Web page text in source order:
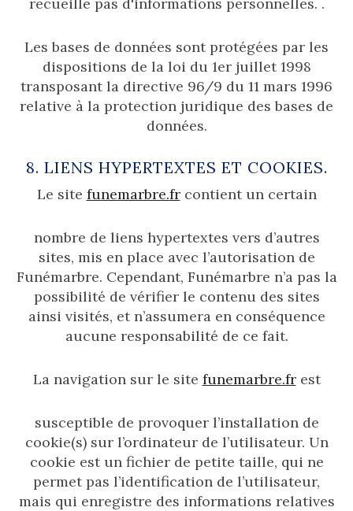
Les bases de données sont protégées par les
dispositions de la loi du 1er juillet 1998
transposant la directive 96/9 du 11 mars 1996
relative à la protection juridique des bases de
données.
8. LIENS HYPERTEXTES ET COOKIES.
Le site funemarbre.frcontient un certain
nombre de liens hypertextes vers d’autres
sites, mis en place avec l’autorisation de
Funémarbre. Cependant, Funémarbre n’a pas la
possibilité de vérifier le contenu des sites
ainsi visités, et n’assumera en conséquence
aucune responsabilité de ce fait.
La navigation sur le site funemarbre.frest
susceptible de provoquer l’installation de
cookie(s) sur l’ordinateur de l’utilisateur. Un
cookie est un fichier de petite taille, qui ne
permet pas l’identification de l’utilisateur,
mais qui enregistre des informations relatives